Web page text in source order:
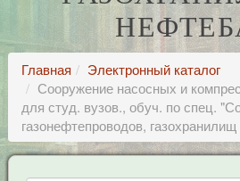
Главная
Электронный каталог
Сооружение насосных и
для студ. вузов., обуч. по спец.
газонефтепроводов,